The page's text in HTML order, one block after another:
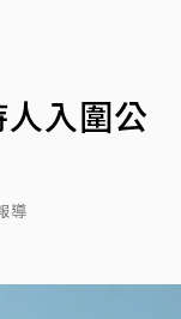
入圍公
導